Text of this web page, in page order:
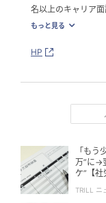
名以上のキャリア
面談シート作成な
ジカルシンキング
的な伝え方に関す
もっと見る
HP
「も
万”に→
ケ”【社
TRILL ニ